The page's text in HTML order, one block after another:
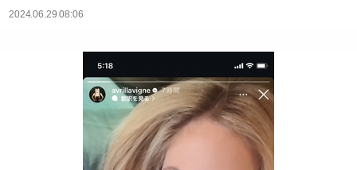
2024.06.29 08:06